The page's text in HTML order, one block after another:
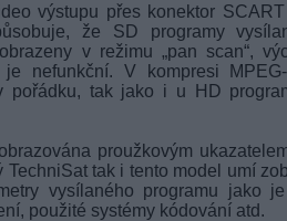
výstupu přes konektor
že SD programy
v režimu „pan scan“,
je nefunkční. V kompresi
pořádku, tak jako i u HD
proužkovým
TechniSat tak i tento model umí
vysílaného programu jako
použité systémy kódování atd.